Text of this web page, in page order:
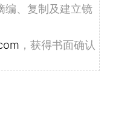
编、复制及建立镜
，获得书面确认